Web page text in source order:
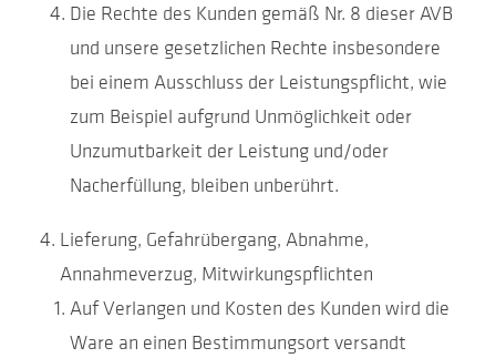
Die Rechte des Kunden gemäß Nr. 8 dieser AVB
und unsere gesetzlichen Rechte insbesondere
bei einem Ausschluss der Leistungspflicht, wie
zum Beispiel aufgrund Unmöglichkeit oder
Unzumutbarkeit der Leistung und/oder
Nacherfüllung, bleiben unberührt.
Lieferung, Gefahrübergang, Abnahme,
Annahmeverzug, Mitwirkungspflichten
Auf Verlangen und Kosten des Kunden wird die
Ware an einen Bestimmungsort versandt